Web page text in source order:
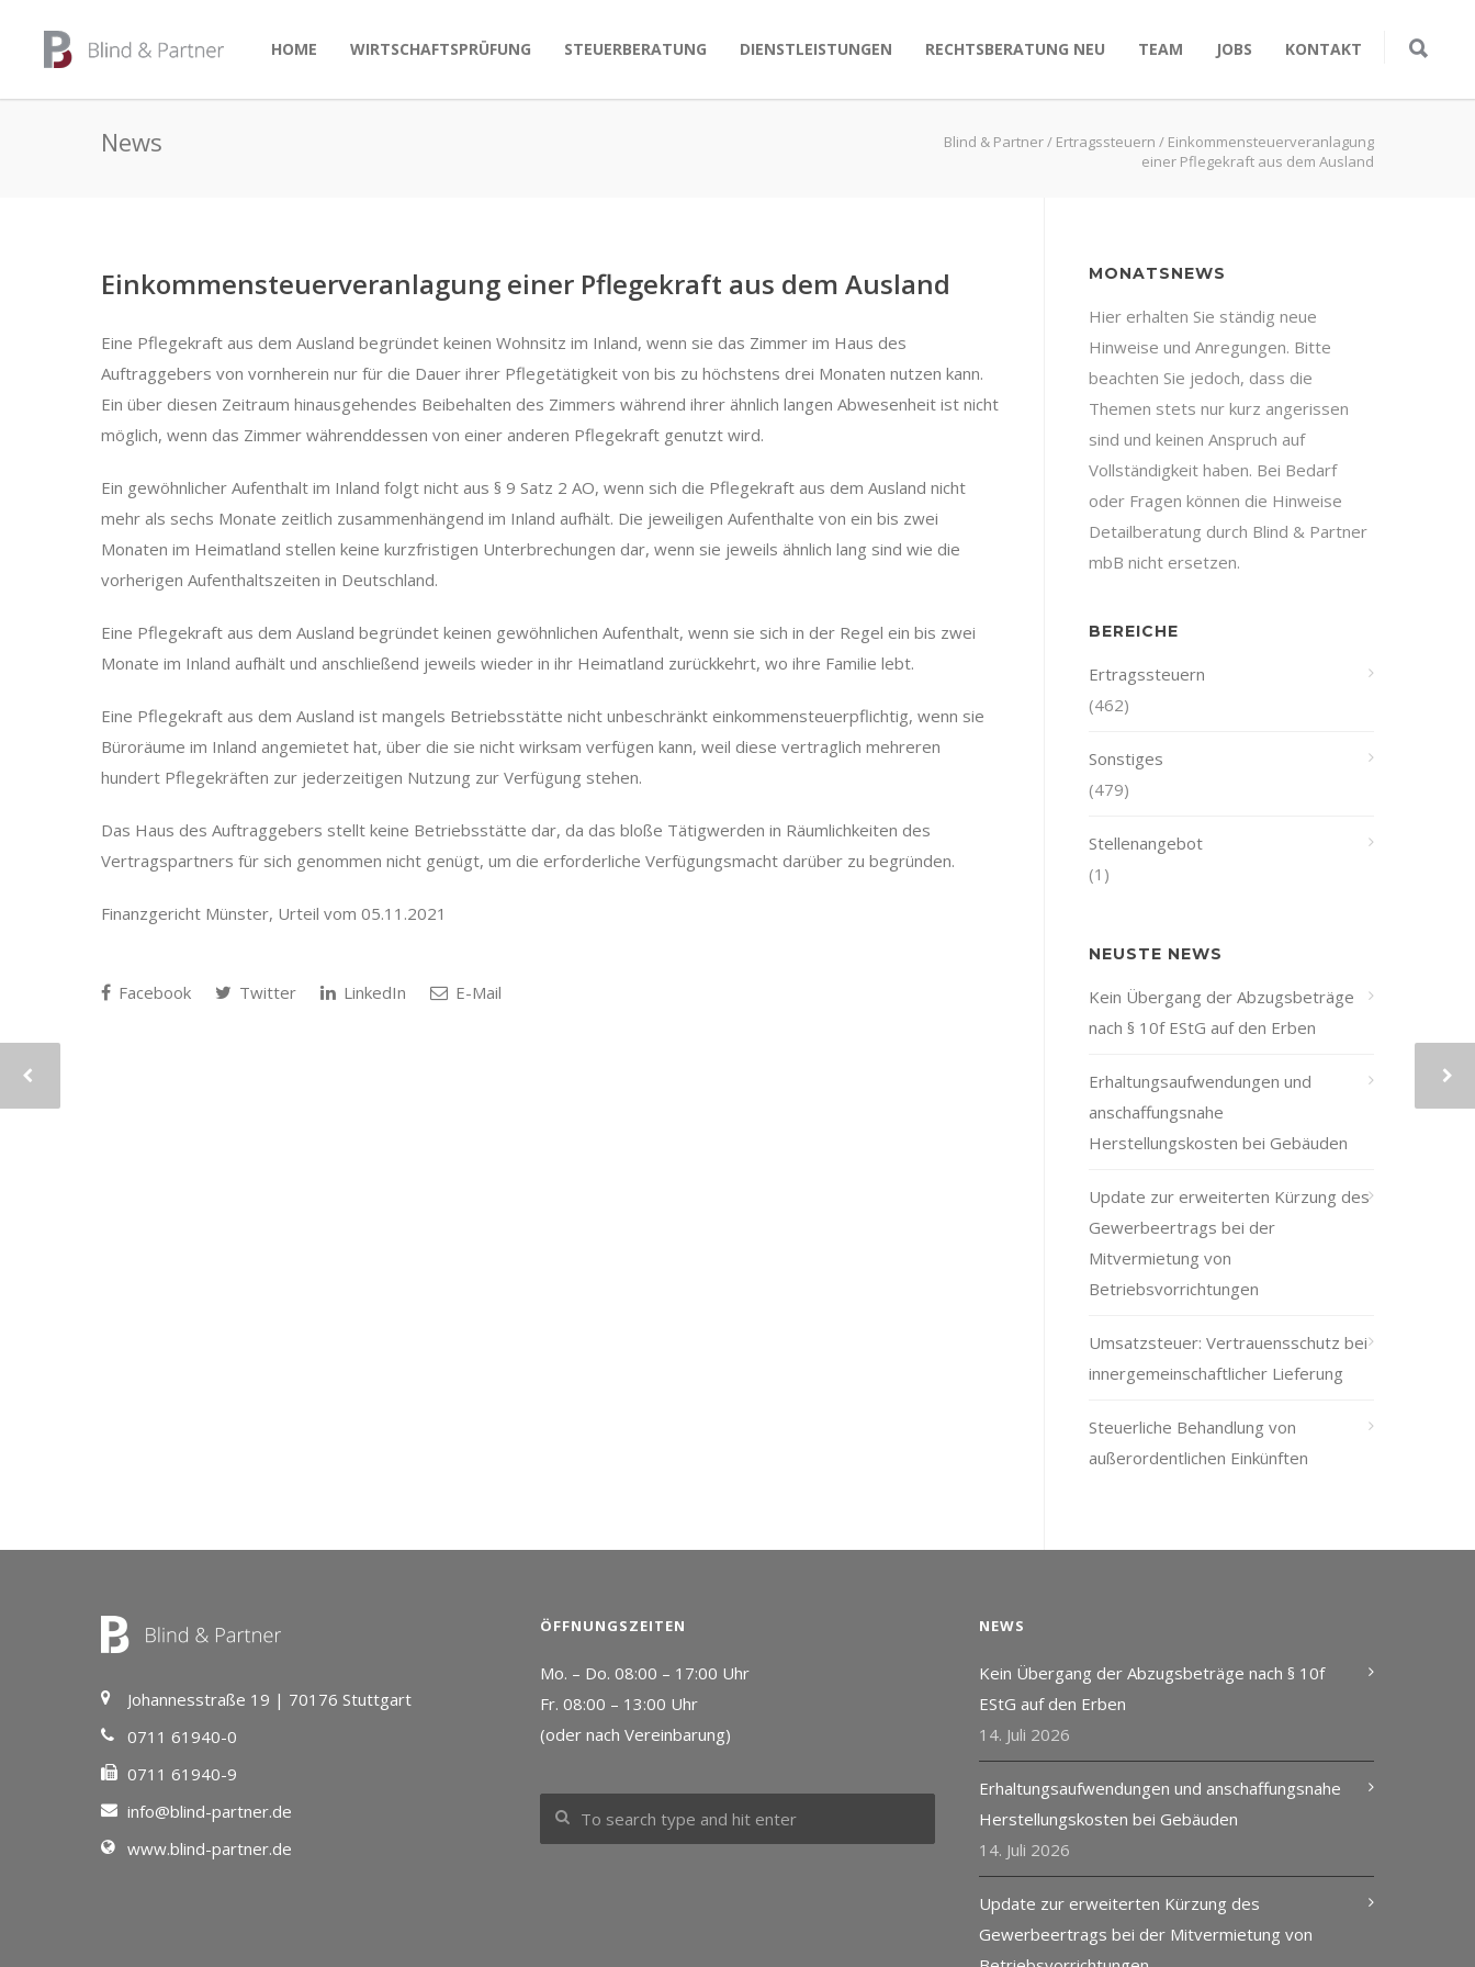
HOME WIRTSCHAFTSPRÜFUNG STEUERBERATUNG DIENSTLEISTUNGEN RECHTSBERATUNG NEU TEAM JOBS KONTAKT
News Blind & Partner/ Ertragssteuern / Einkommensteuerveranlagung
einer Pflegekraft aus dem Ausland
Einkommensteuerveranlagung einer Pflegekraft aus dem Ausland
Eine Pflegekraft aus dem Ausland begründet keinen Wohnsitz im Inland, wenn sie das Zimmer im Haus des
Auftraggebers von vornherein nur für die Dauer ihrer Pflegetätigkeit von bis zu höchstens drei Monaten nutzen kann.
Ein über diesen Zeitraum hinausgehendes Beibehalten des Zimmers während ihrer ähnlich langen Abwesenheit ist nicht
möglich, wenn das Zimmer währenddessen von einer anderen Pflegekraft genutzt wird.
Ein gewöhnlicher Aufenthalt im Inland folgt nicht aus § 9 Satz 2 AO, wenn sich die Pflegekraft aus dem Ausland nicht
mehr als sechs Monate zeitlich zusammenhängend im Inland aufhält. Die jeweiligen Aufenthalte von ein bis zwei
Monaten im Heimatland stellen keine kurzfristigen Unterbrechungen dar, wenn sie jeweils ähnlich lang sind wie die
vorherigen Aufenthaltszeiten in Deutschland.
Eine Pflegekraft aus dem Ausland begründet keinen gewöhnlichen Aufenthalt, wenn sie sich in der Regel ein bis zwei
Monate im Inland aufhält und anschließend jeweils wieder in ihr Heimatland zurückkehrt, wo ihre Familie lebt.
Eine Pflegekraft aus dem Ausland ist mangels Betriebsstätte nicht unbeschränkt einkommensteuerpflichtig, wenn sie
Büroräume im Inland angemietet hat, über die sie nicht wirksam verfügen kann, weil diese vertraglich mehreren
hundert Pflegekräften zur jederzeitigen Nutzung zur Verfügung stehen.
Das Haus des Auftraggebers stellt keine Betriebsstätte dar, da das bloße Tätigwerden in Räumlichkeiten des
Vertragspartners für sich genommen nicht genügt, um die erforderliche Verfügungsmacht darüber zu begründen.
Finanzgericht Münster, Urteil vom 05.11.2021
Facebook Twitter LinkedIn E-Mail
MONATSNEWS
Hier erhalten Sie ständig neue
Hinweise und Anregungen. Bitte
beachten Sie jedoch, dass die
Themen stets nur kurz angerissen
sind und keinen Anspruch auf
Vollständigkeit haben. Bei Bedarf
oder Fragen können die Hinweise
Detailberatung durch Blind & Partner
mbB nicht ersetzen.
BEREICHE
Ertragssteuern
(462)
Sonstiges
(479)
Stellenangebot
(1)
NEUSTE NEWS
Kein Übergang der Abzugsbeträge
nach § 10f EStG auf den Erben
Erhaltungsaufwendungen und
anschaffungsnahe
Herstellungskosten bei Gebäuden
Update zur erweiterten Kürzung des
Gewerbeertrags bei der
Mitvermietung von
Betriebsvorrichtungen
Umsatzsteuer: Vertrauensschutz bei
innergemeinschaftlicher Lieferung
Steuerliche Behandlung von
außerordentlichen Einkünften
Johannesstraße 19 | 70176 Stuttgart
0711 61940-0
0711 61940-9
info@blind-partner.de
www.blind-partner.de
ÖFFNUNGSZEITEN
Mo. – Do. 08:00 – 17:00 Uhr
Fr. 08:00 – 13:00 Uhr
(oder nach Vereinbarung)
NEWS
Kein Übergang der Abzugsbeträge nach § 10f
EStG auf den Erben
14. Juli 2026
Erhaltungsaufwendungen und anschaffungsnahe
Herstellungskosten bei Gebäuden
14. Juli 2026
Update zur erweiterten Kürzung des
Gewerbeertrags bei der Mitvermietung von